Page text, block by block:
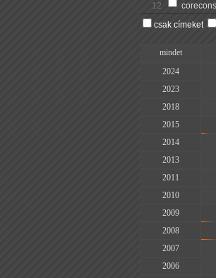
12
csak címeket
mindet
2024
2023
2018
2015
2014
2013
2011
2010
2009
2008
2007
2006